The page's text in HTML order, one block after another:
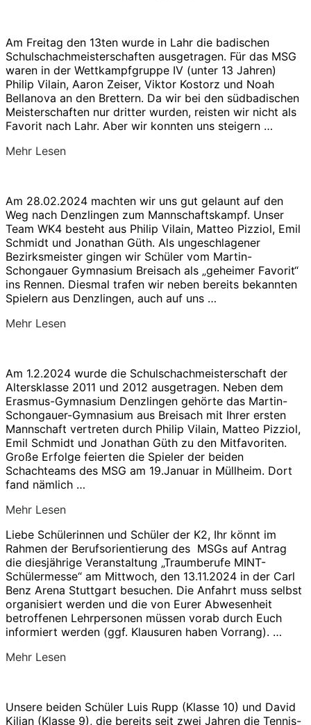
springen
Am Freitag den 13ten wurde in Lahr die badischen
Schulschachmeisterschaften ausgetragen. Für das MSG
waren in der Wettkampfgruppe IV (unter 13 Jahren)
Philip Vilain, Aaron Zeiser, Viktor Kostorz und Noah
Bellanova an den Brettern. Da wir bei den südbadischen
Meisterschaften nur dritter wurden, reisten wir nicht als
Favorit nach Lahr. Aber wir konnten uns steigern …
Mehr über
Deutsche-
Schulschachmeisterschaft
in
Bad
Homburg“
Lesen
Am 28.02.2024 machten wir uns gut gelaunt auf den
Weg nach Denzlingen zum Mannschaftskampf. Unser
Team WK4 besteht aus Philip Vilain, Matteo Pizziol, Emil
Schmidt und Jonathan Güth. Als ungeschlagener
Bezirksmeister gingen wir Schüler vom Martin-
Schongauer Gymnasium Breisach als „geheimer Favorit“
ins Rennen. Diesmal trafen wir neben bereits bekannten
Spielern aus Denzlingen, auch auf uns …
Mehr über
ungeschlagen
die
Südbadische
Schachmeisterschaft
2024“
Lesen
Am 1.2.2024 wurde die Schulschachmeisterschaft der
Altersklasse 2011 und 2012 ausgetragen. Neben dem
Erasmus-Gymnasium Denzlingen gehörte das Martin-
Schongauer-Gymnasium aus Breisach mit Ihrer ersten
Mannschaft vertreten durch Philip Vilain, Matteo Pizziol,
Emil Schmidt und Jonathan Güth zu den Mitfavoriten.
Große Erfolge feierten die Spieler der beiden
Schachteams des MSG am 19.Januar in Müllheim. Dort
fand nämlich …
Mehr über
Schüler
werden
Schulschachmeister“
Lesen
Liebe Schülerinnen und Schüler der K2, Ihr könnt im
Rahmen der Berufsorientierung des MSGs auf Antrag
die diesjährige Veranstaltung „Traumberufe MINT-
Schülermesse“ am Mittwoch, den 13.11.2024 in der Carl
Benz Arena Stuttgart besuchen. Die Anfahrt muss selbst
organisiert werden und die von Eurer Abwesenheit
betroffenen Lehrpersonen müssen vorab durch Euch
informiert werden (ggf. Klausuren haben Vorrang). …
Mehr über
MINT-
Lesen
Unsere beiden Schüler Luis Rupp (Klasse 10) und David
Kilian (Klasse 9), die bereits seit zwei Jahren die Tennis-